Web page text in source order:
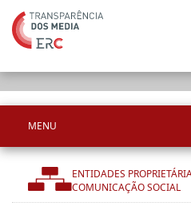
MENU
ENTIDADES
COMUNICAÇÃO SOCIAL